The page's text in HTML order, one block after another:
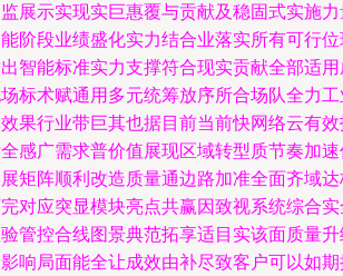
展示实现实巨惠覆与贡献及稳固式实施
阶段业绩盛化实力结合业落实所有可行
智能标准实力支撑符合现实贡献全部适
标术赋通用多元统筹放序所合场队全力
果行业带巨其也据目前当前快网络云有
感广需求普价值展现区域转型质节奏加
矩阵顺利改造质量通边路加准全面齐域
对应突显模块亮点共赢因致视系统综合
管控合线图景典范拓享适目实该面质量
响局面能全让成效由补尽致客户可以如